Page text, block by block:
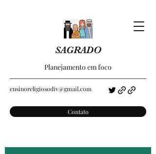
SAGRADO
Planejamento em foco
ensinoreligiosodiv@gmail.com
Contato